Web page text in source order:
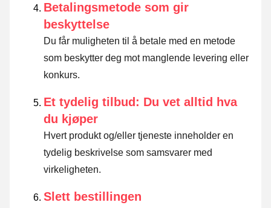
Betalingsmetode som gir
beskyttelse
Du får muligheten til å betale med en metode
som beskytter deg mot manglende levering eller
konkurs.
Et tydelig tilbud: Du vet alltid hva
du kjøper
Hvert produkt og/eller tjeneste inneholder en
tydelig beskrivelse som samsvarer med
virkeligheten.
Slett bestillingen